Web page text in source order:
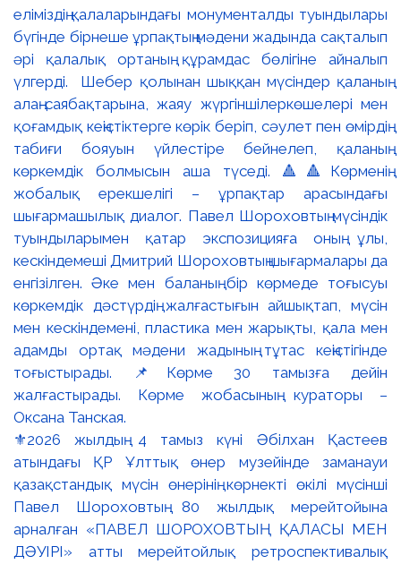
⚜️2026 жылдың 4 тамыз күні Әбілхан Қастеев
атындағы ҚР Ұлттық өнер музейінде заманауи
қазақстандық мүсін өнерінің көрнекті өкілі мүсінші
Павел Шороховтың 80 жылдық мерейтойына
арналған «ПАВЕЛ ШОРОХОВТЫҢ ҚАЛАСЫ МЕН
ДӘУІРІ» атты мерейтойлық ретроспективалық